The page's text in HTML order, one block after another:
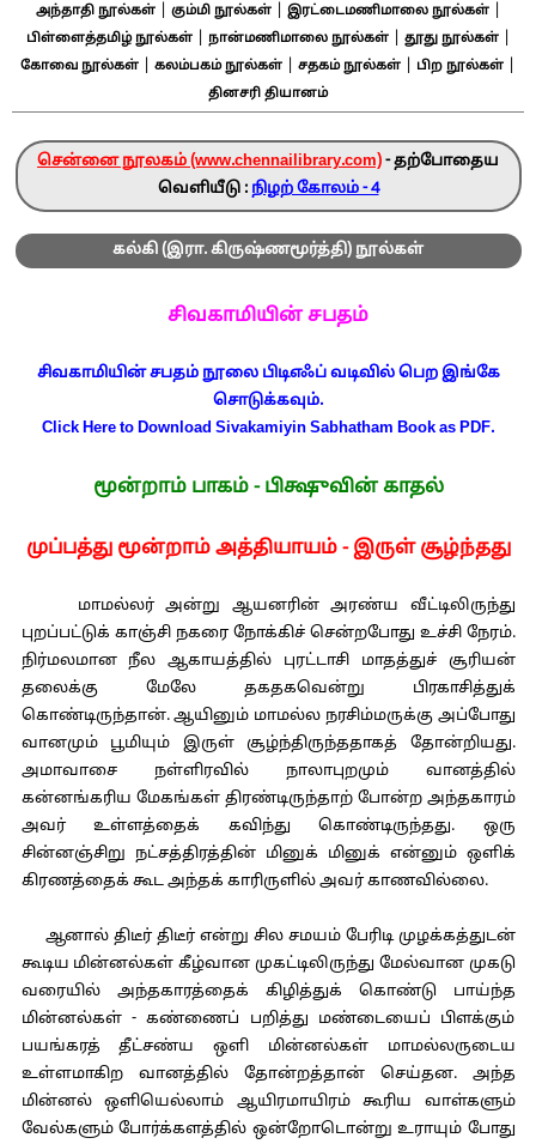
அந்தாதி நூல்கள்| கும்மி நூல்கள்| இரட்டைமணிமாலை நூல்கள்|
பிள்ளைத்தமிழ் நூல்கள்| நான்மணிமாலை நூல்கள்| தூது நூல்கள்|
கோவை நூல்கள் கலம்பகம் நூல்கள் சதகம் நூல்கள் பிற நூல்கள்
தினசரி தியானம்
சென்னை நூலகம் (www.chennailibrary.com)- தற்போதைய
வெளியீடு : நிழற் கோலம் - 4
கல்கி (இரா. கிருஷ்ணமூர்த்தி) நூல்கள்
சிவகாமியின் சபதம்
சிவகாமியின் சபதம் நூலை பிடிஎஃப் வடிவில் பெற இங்கே
சொடுக்கவும்.
Click Here to Download Sivakamiyin Sabhatham Book as PDF.
மூன்றாம் பாகம் - பிக்ஷுவின் காதல்
முப்பத்து மூன்றாம் அத்தியாயம் - இருள் சூழ்ந்தது
மாமல்லர் அன்று ஆயனரின் அரண்ய வீட்டிலிருந்து
புறப்பட்டுக் காஞ்சி நகரை நோக்கிச் சென்றபோது உச்சி நேரம்.
நிர்மலமான நீல ஆகாயத்தில் புரட்டாசி மாதத்துச் சூரியன்
தலைக்கு மேலே தகதகவென்று பிரகாசித்துக்
கொண்டிருந்தான். ஆயினும் மாமல்ல நரசிம்மருக்கு அப்போது
வானமும் பூமியும் இருள் சூழ்ந்திருந்ததாகத் தோன்றியது.
அமாவாசை நள்ளிரவில் நாலாபுறமும் வானத்தில்
கன்னங்கரிய மேகங்கள் திரண்டிருந்தாற் போன்ற அந்தகாரம்
அவர் உள்ளத்தைக் கவிந்து கொண்டிருந்தது. ஒரு
சின்னஞ்சிறு நட்சத்திரத்தின் மினுக் மினுக் என்னும் ஒளிக்
கிரணத்தைக் கூட அந்தக் காரிருளில் அவர் காணவில்லை.
ஆனால் திடீர் திடீர் என்று சில சமயம் பேரிடி முழக்கத்துடன்
கூடிய மின்னல்கள் கீழ்வான முகட்டிலிருந்து மேல்வான முகடு
வரையில் அந்தகாரத்தைக் கிழித்துக் கொண்டு பாய்ந்த
மின்னல்கள் - கண்ணைப் பறித்து மண்டையைப் பிளக்கும்
பயங்கரத் தீட்சண்ய ஒளி மின்னல்கள் மாமல்லருடைய
உள்ளமாகிற வானத்தில் தோன்றத்தான் செய்தன. அந்த
மின்னல் ஒளியெல்லாம் ஆயிரமாயிரம் கூரிய வாள்களும்
வேல்களும் போர்க்களத்தில் ஒன்றோடொன்று உராயும் போது